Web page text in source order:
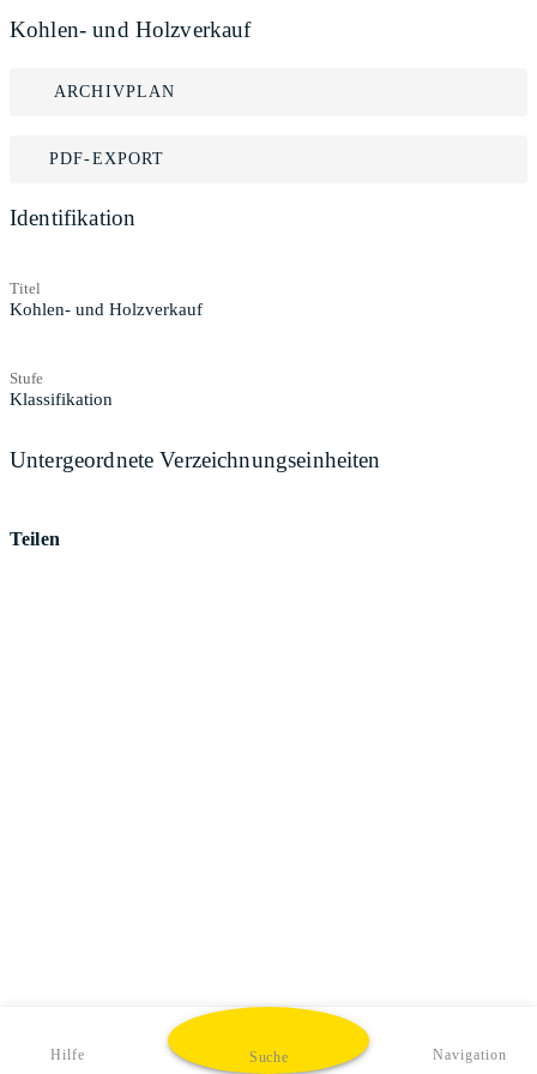
Kohlen- und Holzverkauf
ARCHIVPLAN
PDF-EXPORT
Identifikation
Titel
Kohlen- und Holzverkauf
Stufe
Klassifikation
Untergeordnete Verzeichnungseinheiten
Teilen
Hilfe Suche Navigation